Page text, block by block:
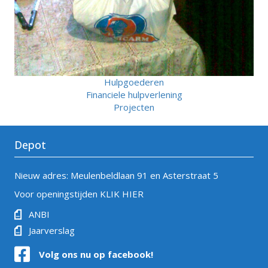
Hulpgoederen
Financiele hulpverlening
Projecten
Depot
Nieuw adres: Meulenbeldlaan 91 en Asterstraat 5
Voor openingstijden KLIK HIER
ANBI
Jaarverslag
Volg ons nu op facebook!